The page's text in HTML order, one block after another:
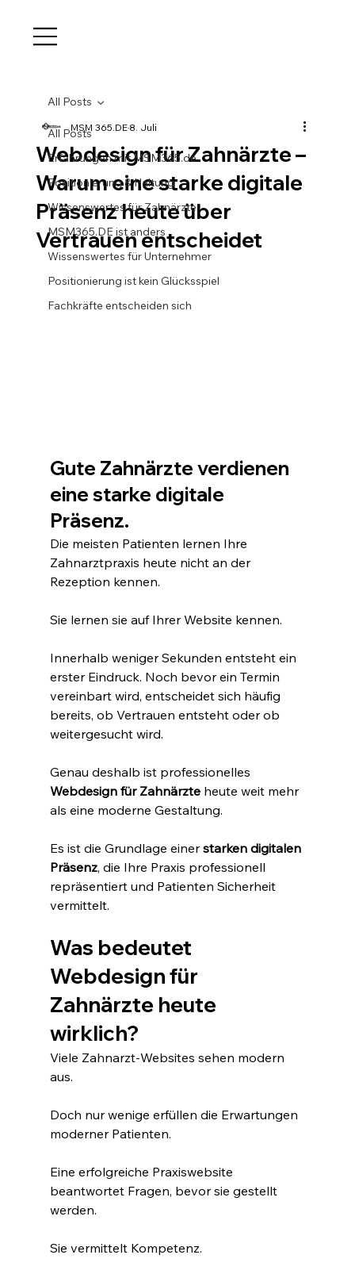
All Posts
Erfahrungen mit MSM365.de
Positionierung & Haltung
Wissenswertes für Zahnärzte
MSM365.DE ist anders
Wissenswertes für Unternehmer
Positionierung ist kein Glücksspiel
Fachkräfte entscheiden sich
All Posts
Webdesign für Zahnärzte –
Warum eine starke digitale
Präsenz heute über
Vertrauen entscheidet
MSM 365.DE8. Juli
Gute Zahnärzte verdienen
eine starke digitale
Präsenz.
Die meisten Patienten lernen Ihre
Zahnarztpraxis heute nicht an der
Rezeption kennen.
Sie lernen sie auf Ihrer Website kennen.
Innerhalb weniger Sekunden entsteht ein
erster Eindruck. Noch bevor ein Termin
vereinbart wird, entscheidet sich häufig
bereits, ob Vertrauen entsteht oder ob
weitergesucht wird.
Genau deshalb ist professionelles
Webdesign für Zahnärzte heute weit mehr
als eine moderne Gestaltung.
Es ist die Grundlage einer starken digitalen
Präsenz, die Ihre Praxis professionell
repräsentiert und Patienten Sicherheit
vermittelt.
Was bedeutet
Webdesign für
Zahnärzte heute
wirklich?
Viele Zahnarzt-Websites sehen modern
aus.
Doch nur wenige erfüllen die Erwartungen
moderner Patienten.
Eine erfolgreiche Praxiswebsite
beantwortet Fragen, bevor sie gestellt
werden.
Sie vermittelt Kompetenz.